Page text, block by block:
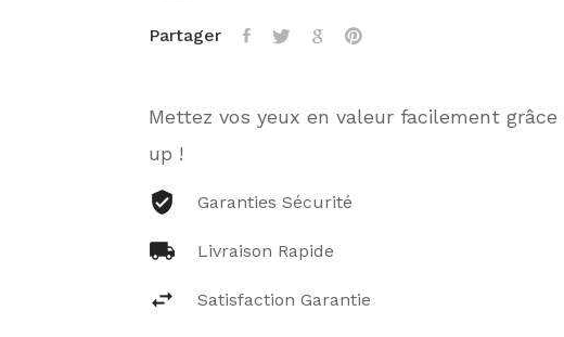
Partager
Mettez vos yeux en valeur facilement
up !
Garanties Sécurité
Livraison Rapide
Satisfaction Garantie